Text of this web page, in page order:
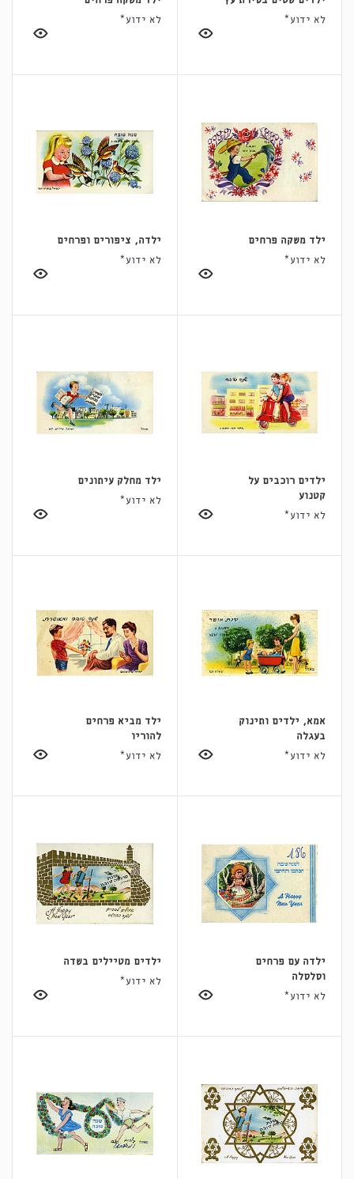
לא ידוע*
לא ידוע*
ילד משקה פרחים
לא ידוע*
ילדה, ציפורים ופרחים
לא ידוע*
ילדים רוכבים על
קטנוע
לא ידוע*
ילד מחלק עיתונים
לא ידוע*
אמא, ילדים ותינוק
בעגלה
לא ידוע*
ילד מביא פרחים
להוריו
לא ידוע*
ילדה עם פרחים
וסלסלה
לא ידוע*
ילדים מטיילים בשדה
לא ידוע*